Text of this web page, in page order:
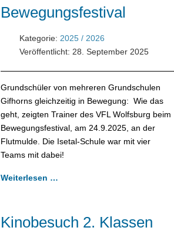
Bewegungsfestival
Kategorie: 2025 / 2026
Veröffentlicht: 28. September 2025
Grundschüler von mehreren Grundschulen
Gifhorns gleichzeitig in Bewegung: Wie das
geht, zeigten Trainer des VFL Wolfsburg beim
Bewegungsfestival, am 24.9.2025, an der
Flutmulde. Die Isetal-Schule war mit vier
Teams mit dabei!
Weiterlesen …
Kinobesuch 2. Klassen